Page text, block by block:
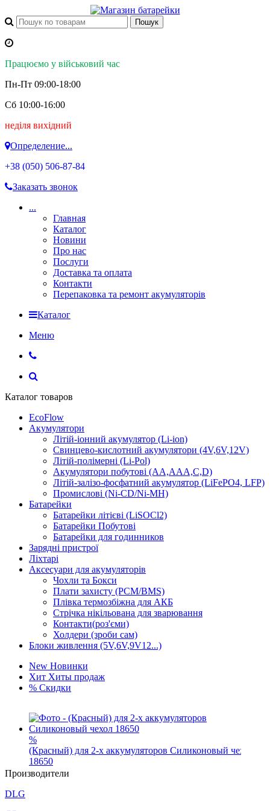
Працюємо у військовий час
Пн-Пт 09:00-18:00
Сб 10:00-16:00
неділя вихідний
Определение...
+38 (050) 506-87-84
Заказать звонок
...
Главная
Каталог
Новини
Про нас
Послуги
Доставка та оплата
Контакти
Перепаковка та ремонт акумуляторів
Каталог
Меню
Каталог товаров
EcoFlow
Акумулятори
Літій-іонний акумулятор (Li-ion)
Свинцево-кислотний акумулятори (4V,6V,12V)
Літій-полімерні (Li-Pol)
Акумулятори побутові (AA,AAA,C,D)
Літій-залізо-фосфатний акумулятор (LiFePO4, LFP)
Промислові (Ni-CD/Ni-MH)
Батарейки
Батарейки літієві (LiSOCl2)
Батарейки Побутові
Батарейки для годинников
Зарядні пристрої
Ліхтарі
Аксесуари для акумуляторів
Чохли та Бокси
Плати захисту (PCM/BMS)
Плівка термозбіжна для АКБ
Стрічка нікільована для зварювання
Контакти(роз'єми)
Холдери (зроби сам)
Блоки живлення (5V,6V,9V12...)
New Новинки
Хит Хиты продаж
% Скидки
%
(Красный) для 2-х аккумуляторов Силиконовый чехол
18650
27грн.
Производители
DLG
GP